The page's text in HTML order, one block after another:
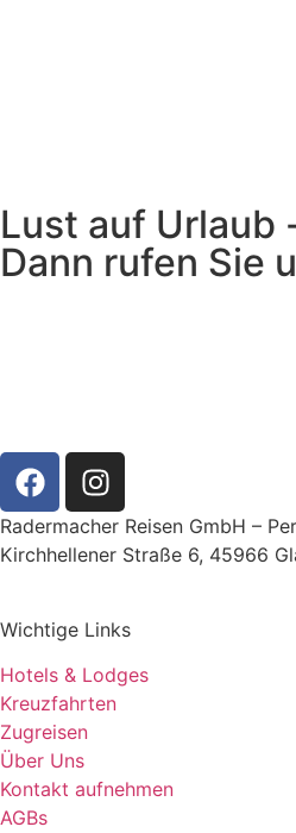
Lust auf Urlaub
Dann rufen Sie
Radermacher Reisen GmbH –
Kirchhellener Straße 6, 45966
Wichtige Links
Hotels & Lodges
Kreuzfahrten
Zugreisen
Über Uns
Kontakt aufnehmen
AGBs